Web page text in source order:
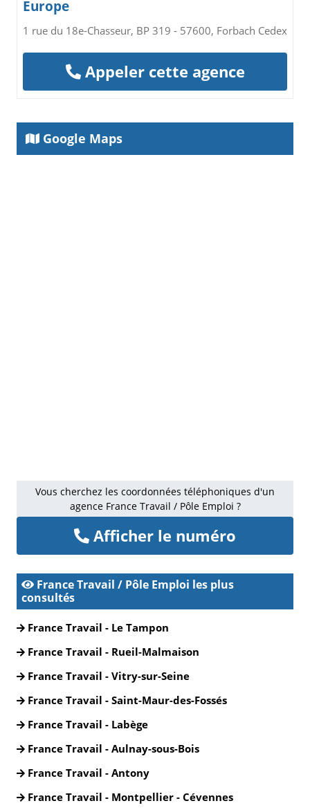
Europe
1 rue du 18e-Chasseur, BP 319 - 57600, Forbach Cedex
Appeler cette agence
Google Maps
Vous cherchez les coordonnées téléphoniques d'un
agence France Travail / Pôle Emploi ?
Afficher le numéro
France Travail / Pôle Emploi les plus
consultés
France Travail - Le Tampon
France Travail - Rueil-Malmaison
France Travail - Vitry-sur-Seine
France Travail - Saint-Maur-des-Fossés
France Travail - Labège
France Travail - Aulnay-sous-Bois
France Travail - Antony
France Travail - Montpellier - Cévennes